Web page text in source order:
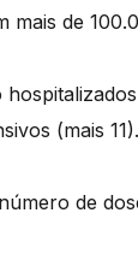
mais de
(mais 11).
de